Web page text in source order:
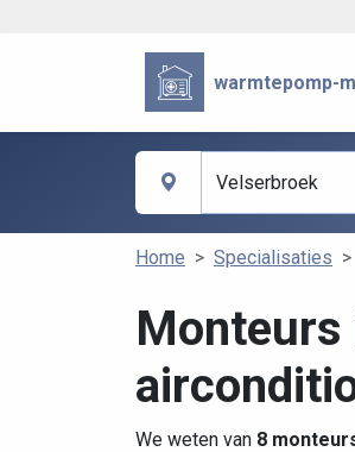
warmtepomp-
Home Specialisaties
Monteurs
We weten van 8